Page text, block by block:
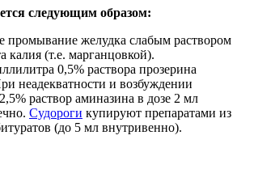
следующим образом:
промывание желудка слабым раствором
калия (т.е. марганцовкой).
0,5% раствора прозерина
неадекватности и возбуждении
раствор аминазина в дозе 2 мл
Судороги купируют препаратами из
(до 5 мл внутривенно).